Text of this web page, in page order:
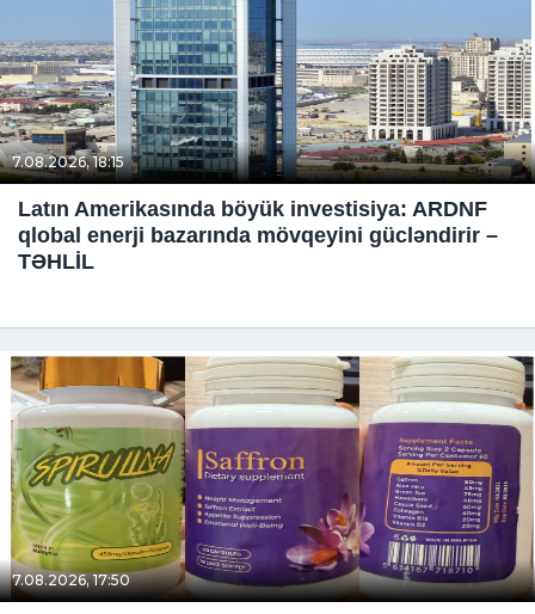
7.08.2026, 18:15
Latın Amerikasında böyük investisiya: ARDNF
qlobal enerji bazarında mövqeyini gücləndirir –
TƏHLİL
7.08.2026, 17:50